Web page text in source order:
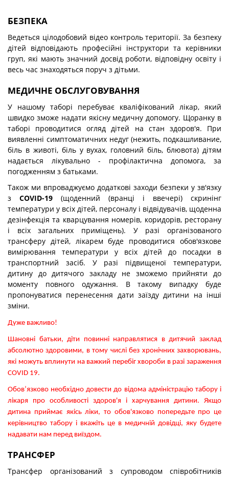
БЕЗПЕКА
Ведеться цілодобовий відео контроль території. За безпеку
дітей відповідають професійні інструктори та керівники
груп, які мають значний досвід роботи, відповідну освіту і
весь час знаходяться поруч з дітьми.
МЕДИЧНЕ ОБСЛУГОВУВАННЯ
У нашому таборі перебуває кваліфікований лікар, який
швидко зможе надати якісну медичну допомогу. Щоранку в
таборі проводитися огляд дітей на стан здоров'я. При
виявленні симптоматичних недуг (нежить, подкашливание,
біль в животі, біль у вухах, головний біль, блювота) дітям
надається лікувально - профілактична допомога, за
погодженням з батьками.
Також ми впроваджуємо додаткові заходи безпеки у зв'язку
з COVID-19 (щоденний (вранці і ввечері) скринінг
температури у всіх дітей, персоналу і відвідувачів, щоденна
дезінфекція та кварцування номерів, коридорів, ресторану
і всіх загальних приміщень). У разі організованого
трансферу дітей, лікарем буде проводитися обов'язкове
вимірювання температури у всіх дітей до посадки в
транспортний засіб. У разі підвищеної температури,
дитину до дитячого закладу не зможемо прийняти до
моменту повного одужання. В такому випадку буде
пропонуватися перенесення дати заїзду дитини на інші
зміни.
Дуже важливо!
Шановні батьки, діти повинні направлятися в дитячий заклад
абсолютно здоровими, в тому числі без хронічних захворювань,
які можуть вплинути на важкий перебіг хвороби в разі зараження
COVID 19.
Обов’язково необхідно довести до відома адміністрацію табору і
лікаря про особливості здоров'я і харчування дитини. Якщо
дитина приймає якісь ліки, то обов'язково попередьте про це
керівництво табору і вкажіть це в медичній довідці, яку будете
надавати нам перед виїздом.
ТРАНСФЕР
Трансфер організований з супроводом співробітників